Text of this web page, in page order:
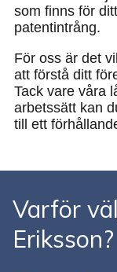
som finns för
patentintrång.
För oss är det
att förstå ditt
Tack vare våra
arbetssätt kan
till ett
Varför
Eriksson?